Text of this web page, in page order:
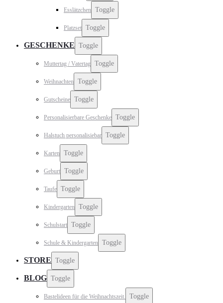
Esslätzchen Toggle
Platzset Toggle
GESCHENKE Toggle
Muttertag / Vatertag Toggle
Weihnachten Toggle
Gutscheine Toggle
Personalisierbare Geschenke Toggle
Halstuch personalisiebar Toggle
Karten Toggle
Geburt Toggle
Taufe Toggle
Kindergarten Toggle
Schulstart Toggle
Schule & Kindergarten Toggle
STORE Toggle
BLOG Toggle
Bastelideen für die Weihnachtszeit. Toggle